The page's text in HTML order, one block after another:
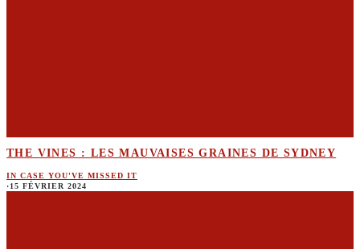
THE VINES : LES MAUVAISES GRAINES DE SYDNEY
IN CASE YOU'VE MISSED IT
·15 FÉVRIER 2024